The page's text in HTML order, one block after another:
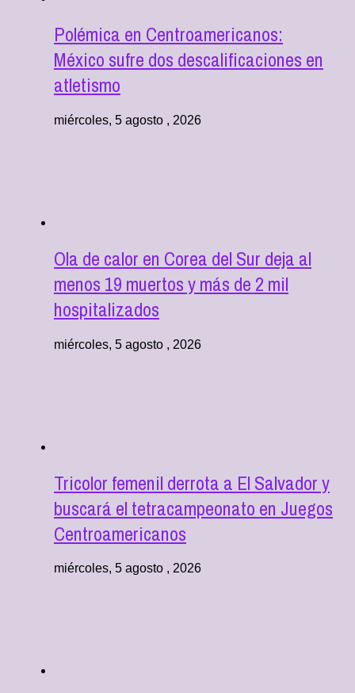
Polémica en Centroamericanos:
México sufre dos descalificaciones en
atletismo
miércoles, 5 agosto , 2026
Ola de calor en Corea del Sur deja al
menos 19 muertos y más de 2 mil
hospitalizados
miércoles, 5 agosto , 2026
Tricolor femenil derrota a El Salvador y
buscará el tetracampeonato en Juegos
Centroamericanos
miércoles, 5 agosto , 2026